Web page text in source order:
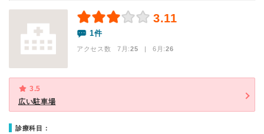
3.11
1件
アクセス数 7月:25 | 6月:26
3.5
広い駐車場
診療科目：